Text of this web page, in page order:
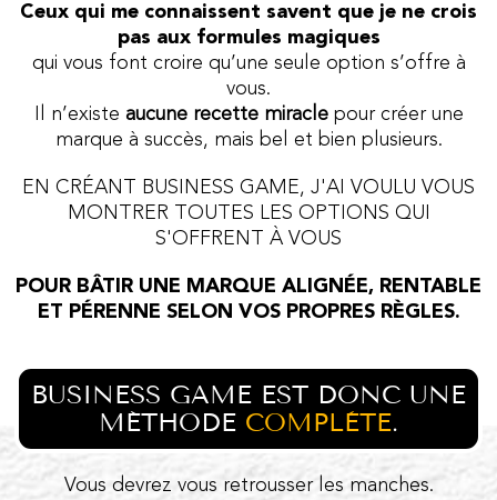
Ceux qui me connaissent savent que je ne crois
pas aux formules magiques
qui vous font croire qu’une seule option s’offre à
vous.
Il n’existe aucune recette miraclepour créer une
marque à succès, mais bel et bien plusieurs.
EN CRÉANT BUSINESS GAME, J'AI VOULU VOUS
MONTRER TOUTES LES OPTIONS QUI
S'OFFRENT À VOUS
POUR BÂTIR UNE MARQUE ALIGNÉE, RENTABLE
ET PÉRENNE SELON VOS PROPRES RÈGLES.
BUSINESS GAME EST DONC UNE
MÉTHODE COMPLÈTE.
Vous devrez vous retrousser les manches.